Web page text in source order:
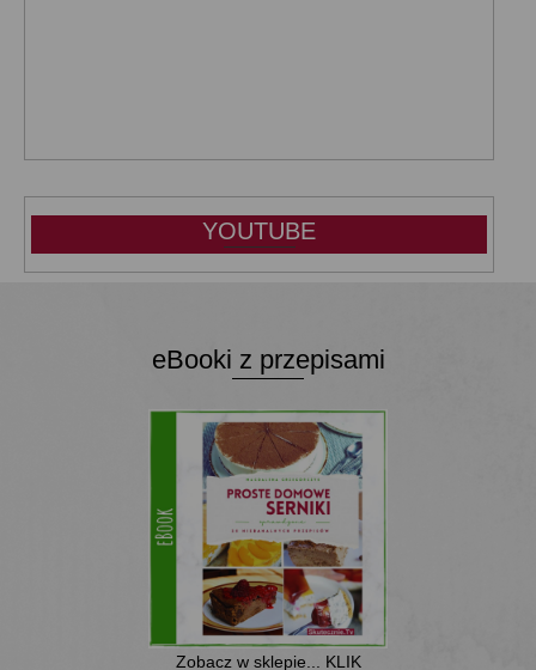
YOUTUBE
eBooki z przepisami
Zobacz w sklepie... KLIK